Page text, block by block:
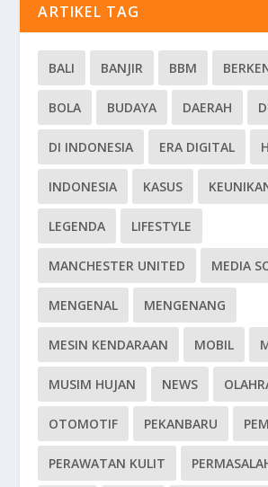
ARTIKEL TAG
BALI BANJIR BBM
BOLA BUDAYA DAERAH
DI INDONESIA ERA DIGITAL
INDONESIA KASUS
LEGENDA LIFESTYLE
MANCHESTER UNITED MEDIA
MENGENAL MENGENANG
MESIN KENDARAAN MOBIL
MUSIM HUJAN NEWS
OTOMOTIF PEKANBARU
PERAWATAN KULIT